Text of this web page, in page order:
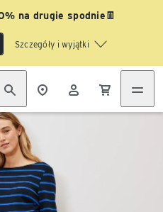
na drugie spodnie👖
Szczegóły i wyjątki